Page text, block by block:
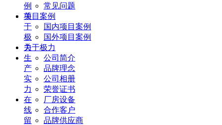
例
关
于
极
力
生
产
实
力
在
线
留
常见问题
项目案例
国内项目案例
国外项目案例
关于极力
公司简介
品牌理念
公司相册
荣誉证书
厂房设备
合作客户
品牌供应商